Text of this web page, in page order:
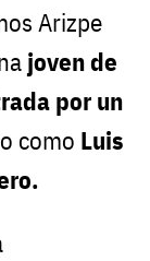
Arizpe
joven de
por un
como Luis